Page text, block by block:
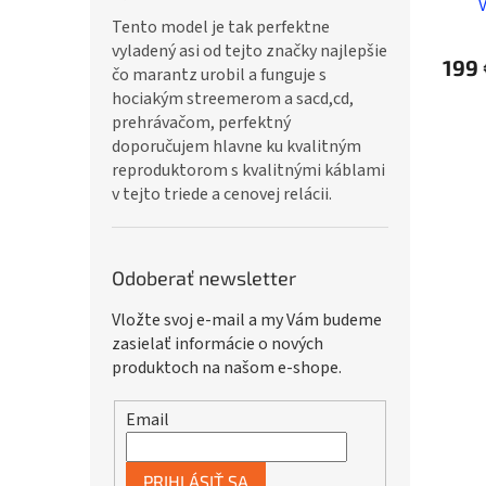
Tento model je tak perfektne
vyladený asi od tejto značky najlepšie
čo marantz urobil a funguje s
hociakým streemerom a sacd,cd,
prehrávačom, perfektný
doporučujem hlavne ku kvalitným
reproduktorom s kvalitnými káblami
v tejto triede a cenovej relácii.
Odoberať newsletter
Vložte svoj e-mail a my Vám budeme
zasielať informácie o nových
produktoch na našom e-shope.
Email
PRIHLÁSIŤ SA
199